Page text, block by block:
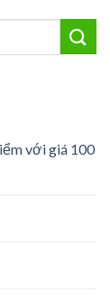
với giá 100